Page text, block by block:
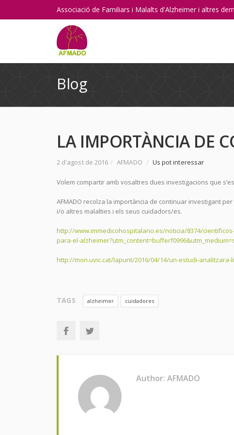
Associació de Familiars i Malalts d'Alzheimer i altres
Blog
LA IMPORTÀNCIA DE
2 d'agost de 2016 / AFMADO / Us pot interessar
Volem compartir amb vosaltres dues investigacions que
AFMADO recolza la importància de continuar investigant
i/o altres malalties i els seus cuidadors/es.
http://www.immedicohospitalario.es/noticia/8374/
para-el-
http://mon.uvic.cat/lapunt/2016/04/14/un-estudi-
TAGS alzheimer cuidadores
Author: AFMADO